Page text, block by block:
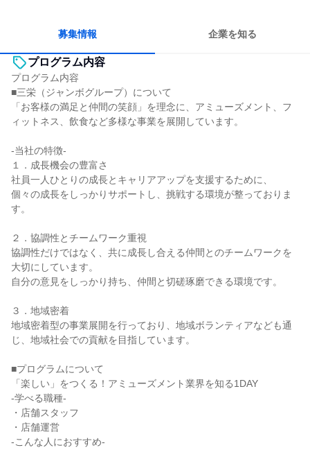
募集情報 企業を知る
プログラム内容
プログラム内容
■三栄（ジャンボグループ）について
「お客様の満足と仲間の笑顔」を理念に、アミューズメント、フ
ィットネス、飲食など多様な事業を展開しています。
-当社の特徴-
１．成長機会の豊富さ
社員一人ひとりの成長とキャリアアップを支援するために、
個々の成長をしっかりサポートし、挑戦する環境が整っておりま
す。
２．協調性とチームワーク重視
協調性だけではなく、共に成長し合える仲間とのチームワークを
大切にしています。
自分の意見をしっかり持ち、仲間と切磋琢磨できる環境です。
３．地域密着
地域密着型の事業展開を行っており、地域ボランティアなども通
じ、地域社会での貢献を目指しています。
■プログラムについて
「楽しい」をつくる！アミューズメント業界を知る1DAY
-学べる職種-
・店舗スタッフ
・店舗運営
-こんな人におすすめ-